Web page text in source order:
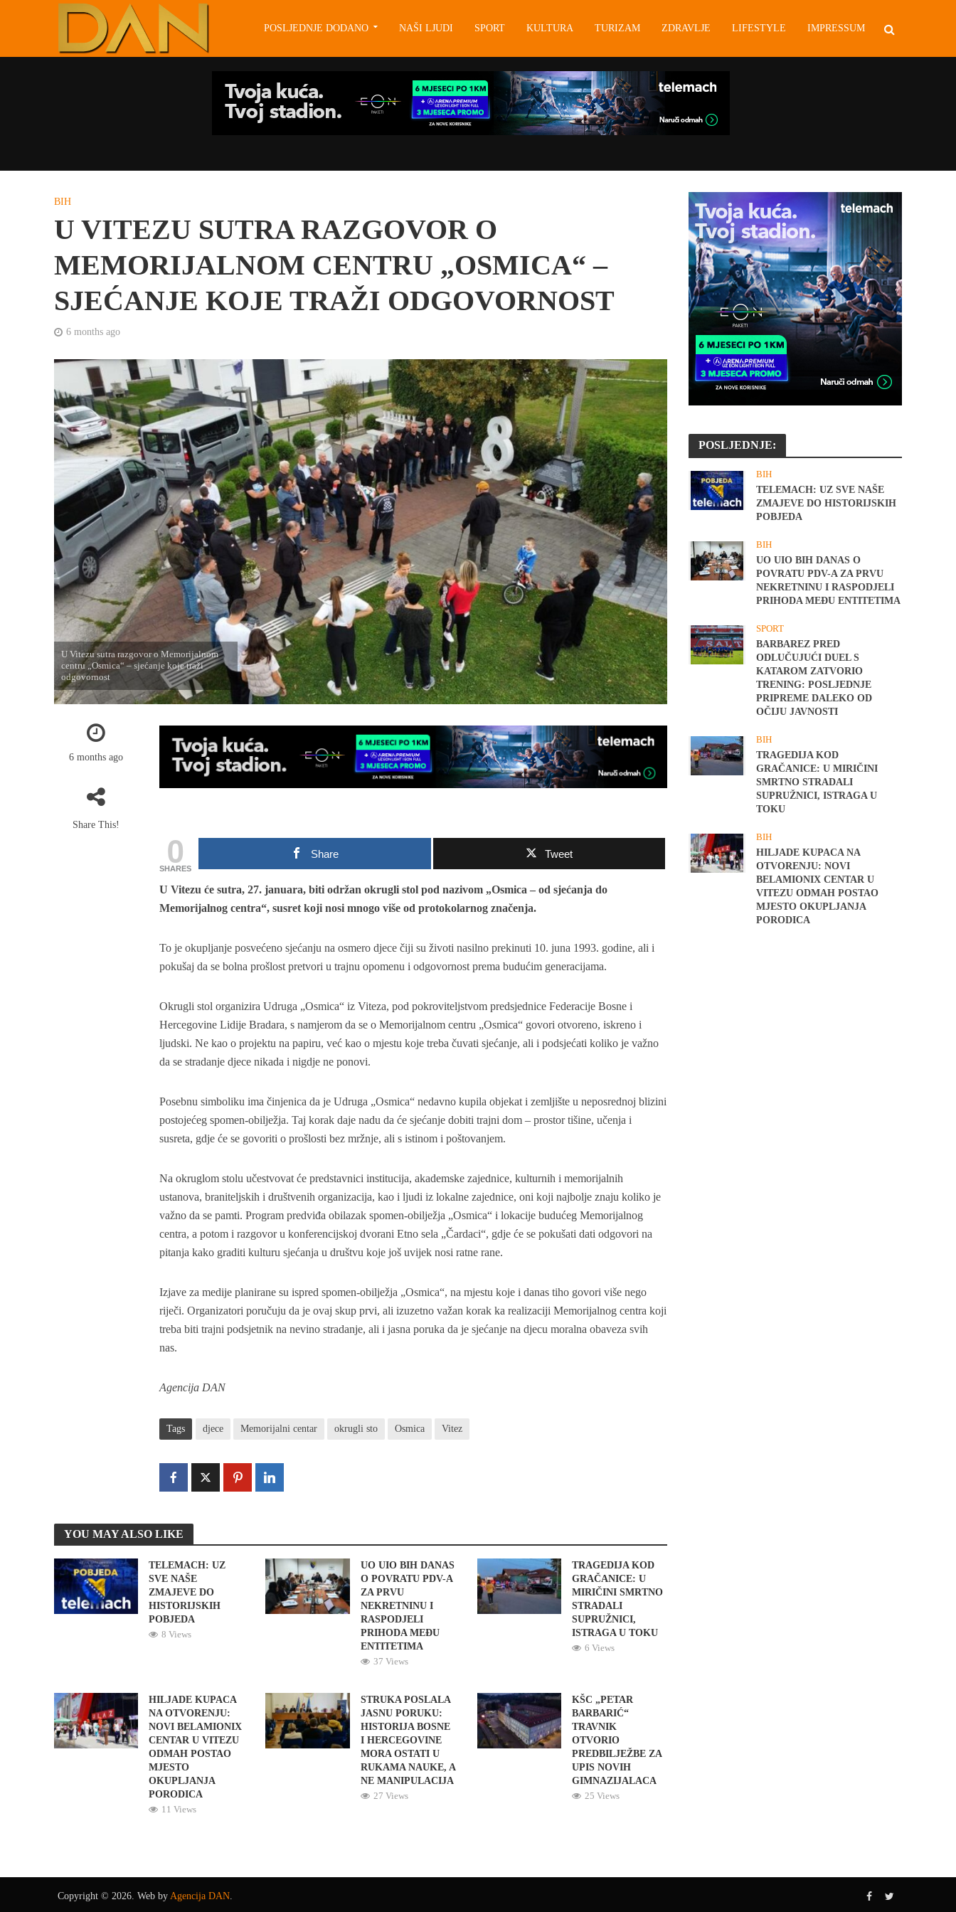
POSLJEDNJE DODANO NAŠI LJUDI SPORT KULTURA TURIZAM ZDRAVLJE LIFESTYLE IMPRESSUM
BIH
U VITEZU SUTRA RAZGOVOR O
MEMORIJALNOM CENTRU „OSMICA“ –
SJEĆANJE KOJE TRAŽI ODGOVORNOST
6 months ago
U Vitezu sutra razgovor o Memorijalnom
centru „Osmica“ – sjećanje koje traži
odgovornost
6 months ago
Share This!
0
SHARES
Share Tweet
U Vitezu će sutra, 27. januara, biti održan okrugli stol pod nazivom „Osmica – od sjećanja do
Memorijalnog centra“, susret koji nosi mnogo više od protokolarnog značenja.
To je okupljanje posvećeno sjećanju na osmero djece čiji su životi nasilno prekinuti 10. juna 1993. godine, ali i
pokušaj da se bolna prošlost pretvori u trajnu opomenu i odgovornost prema budućim generacijama.
Okrugli stol organizira Udruga „Osmica“ iz Viteza, pod pokroviteljstvom predsjednice Federacije Bosne i
Hercegovine Lidije Bradara, s namjerom da se o Memorijalnom centru „Osmica“ govori otvoreno, iskreno i
ljudski. Ne kao o projektu na papiru, već kao o mjestu koje treba čuvati sjećanje, ali i podsjećati koliko je važno
da se stradanje djece nikada i nigdje ne ponovi.
Posebnu simboliku ima činjenica da je Udruga „Osmica“ nedavno kupila objekat i zemljište u neposrednoj blizini
postojećeg spomen-obilježja. Taj korak daje nadu da će sjećanje dobiti trajni dom – prostor tišine, učenja i
susreta, gdje će se govoriti o prošlosti bez mržnje, ali s istinom i poštovanjem.
Na okruglom stolu učestvovat će predstavnici institucija, akademske zajednice, kulturnih i memorijalnih
ustanova, braniteljskih i društvenih organizacija, kao i ljudi iz lokalne zajednice, oni koji najbolje znaju koliko je
važno da se pamti. Program predviđa obilazak spomen-obilježja „Osmica“ i lokacije budućeg Memorijalnog
centra, a potom i razgovor u konferencijskoj dvorani Etno sela „Čardaci“, gdje će se pokušati dati odgovori na
pitanja kako graditi kulturu sjećanja u društvu koje još uvijek nosi ratne rane.
Izjave za medije planirane su ispred spomen-obilježja „Osmica“, na mjestu koje i danas tiho govori više nego
riječi. Organizatori poručuju da je ovaj skup prvi, ali izuzetno važan korak ka realizaciji Memorijalnog centra koji
treba biti trajni podsjetnik na nevino stradanje, ali i jasna poruka da je sjećanje na djecu moralna obaveza svih
nas.
Agencija DAN
Tags djece Memorijalni centar okrugli sto Osmica Vitez
YOU MAY ALSO LIKE
TELEMACH: UZ
SVE NAŠE
ZMAJEVE DO
HISTORIJSKIH
POBJEDA
8 Views
UO UIO BIH DANAS
O POVRATU PDV-A
ZA PRVU
NEKRETNINU I
RASPODJELI
PRIHODA MEĐU
ENTITETIMA
37 Views
TRAGEDIJA KOD
GRAČANICE: U
MIRIČINI SMRTNO
STRADALI
SUPRUŽNICI,
ISTRAGA U TOKU
6 Views
HILJADE KUPACA
NA OTVORENJU:
NOVI BELAMIONIX
CENTAR U VITEZU
ODMAH POSTAO
MJESTO
OKUPLJANJA
PORODICA
11 Views
STRUKA POSLALA
JASNU PORUKU:
HISTORIJA BOSNE
I HERCEGOVINE
MORA OSTATI U
RUKAMA NAUKE, A
NE MANIPULACIJA
27 Views
KŠC „PETAR
BARBARIĆ“
TRAVNIK
OTVORIO
PREDBILJEŽBE ZA
UPIS NOVIH
GIMNAZIJALACA
25 Views
POSLJEDNJE:
BIH
TELEMACH: UZ SVE NAŠE
ZMAJEVE DO HISTORIJSKIH
POBJEDA
BIH
UO UIO BIH DANAS O
POVRATU PDV-A ZA PRVU
NEKRETNINU I RASPODJELI
PRIHODA MEĐU ENTITETIMA
SPORT
BARBAREZ PRED
ODLUČUJUĆI DUEL S
KATAROM ZATVORIO
TRENING: POSLJEDNJE
PRIPREME DALEKO OD
OČIJU JAVNOSTI
BIH
TRAGEDIJA KOD
GRAČANICE: U MIRIČINI
SMRTNO STRADALI
SUPRUŽNICI, ISTRAGA U
TOKU
BIH
HILJADE KUPACA NA
OTVORENJU: NOVI
BELAMIONIX CENTAR U
VITEZU ODMAH POSTAO
MJESTO OKUPLJANJA
PORODICA
Copyright © 2026. Web by Agencija DAN.